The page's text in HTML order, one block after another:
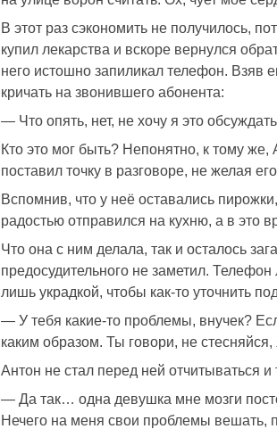
В этот раз сэкономить не получилось,
купил лекарства и вскоре вернулся
него истошно запиликал телефон. Взяв
кричать на звонившего абонента:
— Что опять, нет, не хочу я это
Кто это мог быть? Непонятно, к тому
поставил точку в разговоре, не желая
Вспомнив, что у неё оставались
радостью отправился на кухню, а в это
Что она с ним делала, так и осталось
предосудительного не заметил.
лишь украдкой, чтобы как-то уточнить
— У тебя какие-то проблемы, внучек?
каким образом. Ты говори, не стесняйся,
Антон не стал перед ней отчитываться
— Да так… одна девушка мне мозги
Нечего на меня свои проблемы вешать,